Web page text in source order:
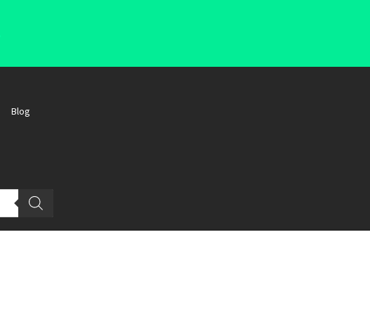
Blog